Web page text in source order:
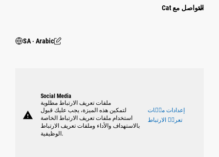
التواصل مع Cat
SA ‧ Arabic
warning
Social Media
ملفات تعريف الارتباط مطلوبة
لتمكين هذه الميزة، يجب عليك قبول
استخدام ملفات تعريف الارتباط الخاصة
بالاستهداف والأداء وملفات تعريف الارتباط
الوظيفية.
إعدادات ملٝات
تعريٝ الارتباط